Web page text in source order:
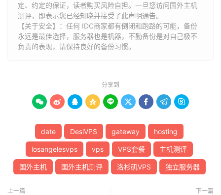
定、约定的保证，读者购买风险自担。一旦您访问国外主机
测评，即表示您已经知晓并接受了此声明通告。
【关于安全】：任何 IDC商家都有倒闭和跑路的可能，备份
永远是最佳选择，服务器也是机器，不勤备份是对自己极不
负责的表现，请保持良好的备份习惯。
分享到
        
date DesiVPS gateway hosting
losangelesvps vps VPS套餐 主机测评
国外主机 国外主机测评 洛杉矶VPS 独立服务器
上一篇 下一篇